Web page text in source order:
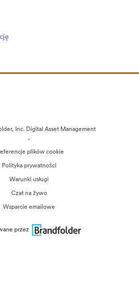
Inc. Digital Asset Management
·
plików cookie
Polityka prywatności
Warunki usługi
Czat na żywo
Wsparcie emailowe
przez